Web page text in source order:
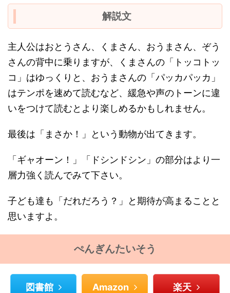
解説文
主人公はおとうさん、くまさん、おうまさん、ぞう
さんの背中に乗りますが、くまさんの「トッコトッ
コ」はゆっくりと、おうまさんの「パッカパッカ」
はテンポを速めて読むなど、緩急や声のトーンに違
いをつけて読むとより楽しめるかもしれません。
最後は「まさか！」という動物が出てきます。
「ギャオーン！」「ドシンドシン」の部分はより一
層力強く読んでみて下さい。
子ども達も「だれだろう？」と期待が高まることと
思いますよ。
ぺんぎんたいそう
図書館 Amazon 楽天